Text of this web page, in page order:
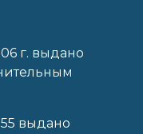
г. выдано
выдано